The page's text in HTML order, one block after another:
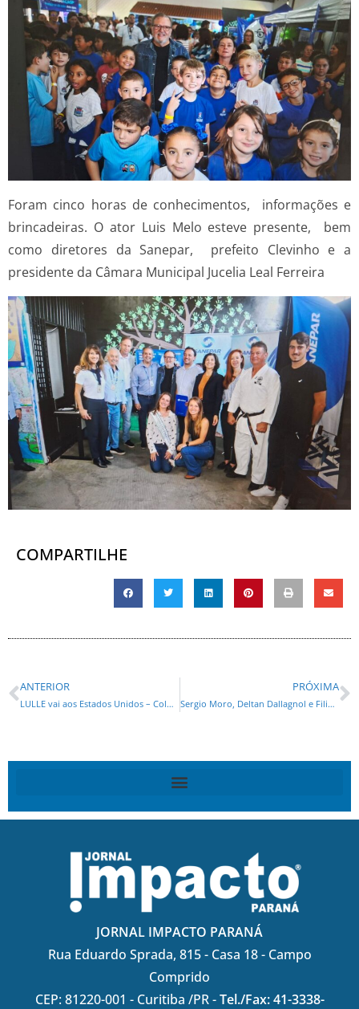
Foram cinco horas de conhecimentos, informações e
brincadeiras. O ator Luis Melo esteve presente, bem
como diretores da Sanepar, prefeito Clevinho e a
presidente da Câmara Municipal Jucelia Leal Ferreira
COMPARTILHE
ANTERIOR
LULLE vai aos Estados Unidos – Coluna semanal de Ogier Buchi
PRÓXIMA
Sergio Moro, Deltan Dallagnol e Filipe Barros participam de evento em Maringá neste sábado
JORNAL IMPACTO PARANÁ
Rua Eduardo Sprada, 815 - Casa 18 - Campo
Comprido
CEP: 81220-001 - Curitiba /PR -Tel./Fax: 41-3338-